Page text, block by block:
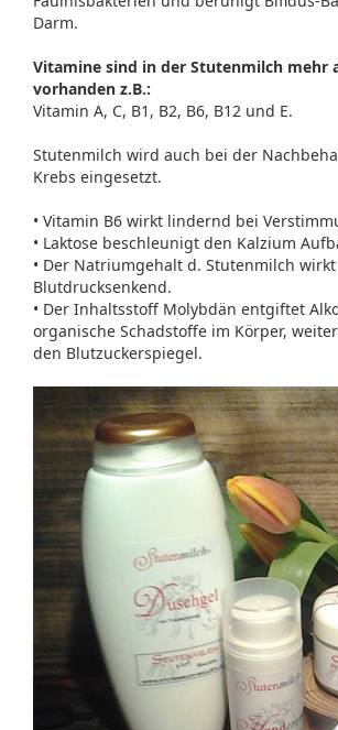
Darm.
Vitamine sind in der Stutenmilch mehr
vorhanden z.B.:
Vitamin A, C, B1, B2, B6, B12 und E.
Stutenmilch wird auch bei der
Krebs eingesetzt.
• Vitamin B6 wirkt lindernd bei
• Laktose beschleunigt den Kalzium
• Der Natriumgehalt d. Stutenmilch wirkt
Blutdrucksenkend.
• Der Inhaltsstoff Molybdän entgiftet
organische Schadstoffe im Körper,
den Blutzuckerspiegel.